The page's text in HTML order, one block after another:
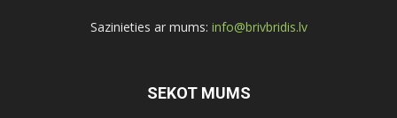
Sazinieties ar mums: info@brivbridis.lv
SEKOT MUMS